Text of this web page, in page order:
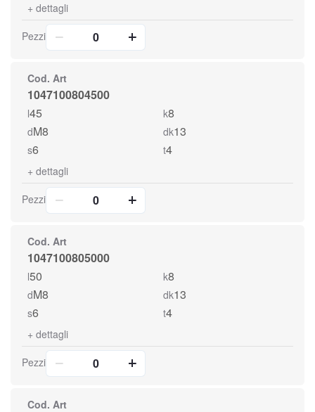
+ dettagli
Pezzi
Cod. Art
1047100804500
l45 k8
dM8 dk13
s6 t4
+ dettagli
Pezzi
Cod. Art
1047100805000
l50 k8
dM8 dk13
s6 t4
+ dettagli
Pezzi
Cod. Art